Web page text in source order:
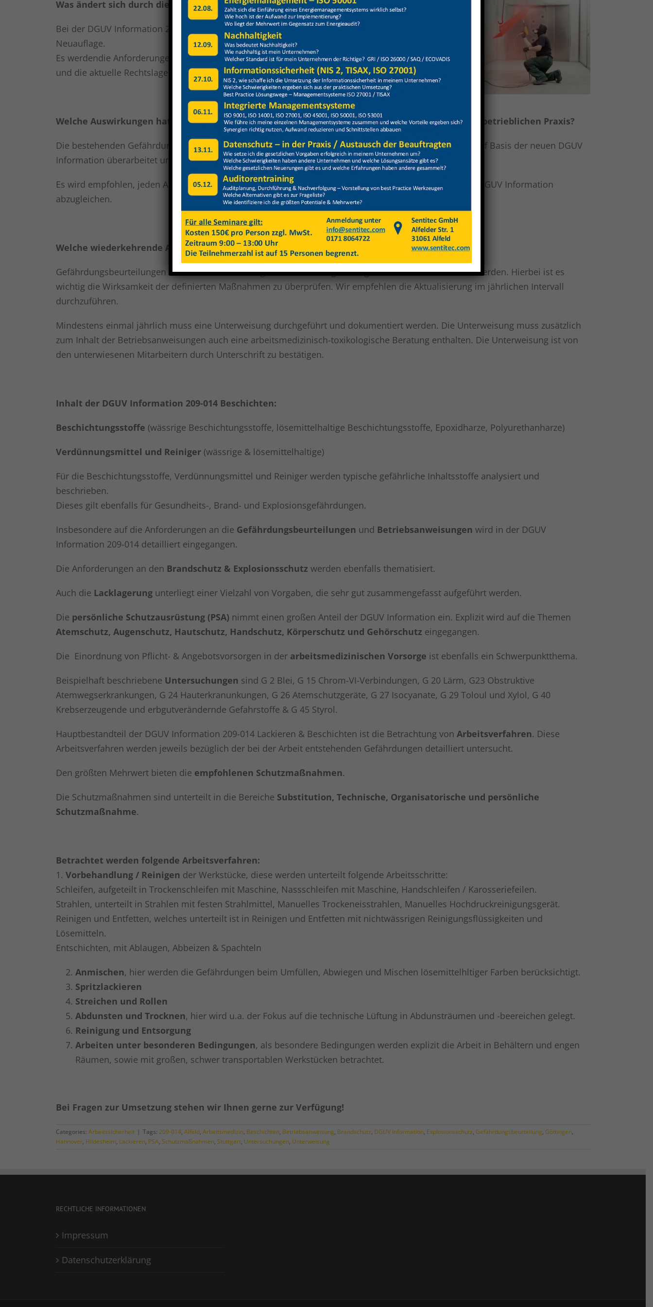
Was ändert sich durch die DGUV Information Lackieren und Beschichten?
Bei der DGUV Information 209-014 Lackieren und Beschichten handelt es sich um eine
Neuauflage.
Es werdendie Anforderungen und Schutzmaßnahmen an den aktuellen Stand der Technik
und die aktuelle Rechtslage angepasst.
Welche Auswirkungen hat die neue DGUV Information 209-014 Lackieren und Beschichten in der betrieblichen Praxis?
Die bestehenden Gefährdungsbeurteilungen, Betriebsanweisungen und Unterweisungsinhalte sollten auf Basis der neuen DGUV
Information überarbeitet und angepasst werden.
Es wird empfohlen, jeden Arbeitsschritt mit den Gefährdungen und empfohlenen Maßnahmen aus der DGUV Information
abzugleichen.
Welche wiederkehrende Aufgaben gibt es?
Gefährdungsbeurteilungen und Betriebsanweisungen müssen in regelmäßigen Abständen aktualisiert werden. Hierbei ist es
wichtig die Wirksamkeit der definierten Maßnahmen zu überprüfen. Wir empfehlen die Aktualisierung im jährlichen Intervall
durchzuführen.
Mindestens einmal jährlich muss eine Unterweisung durchgeführt und dokumentiert werden. Die Unterweisung muss zusätzlich
zum Inhalt der Betriebsanweisungen auch eine arbeitsmedizinisch-toxikologische Beratung enthalten. Die Unterweisung ist von
den unterwiesenen Mitarbeitern durch Unterschrift zu bestätigen.
Inhalt der DGUV Information 209-014 Beschichten:
Beschichtungsstoffe (wässrige Beschichtungsstoffe, lösemittelhaltige Beschichtungsstoffe, Epoxidharze, Polyurethanharze)
Verdünnungsmittel und Reiniger(wässrige & lösemittelhaltige)
Für die Beschichtungsstoffe, Verdünnungsmittel und Reiniger werden typische gefährliche Inhaltsstoffe analysiert und
beschrieben.
Dieses gilt ebenfalls für Gesundheits-, Brand- und Explosionsgefährdungen.
Insbesondere auf die Anforderungen an die Gefährdungsbeurteilungen und Betriebsanweisungen wird in der DGUV
Information 209-014 detailliert eingegangen.
Die Anforderungen an den Brandschutz & Explosionsschutz werden ebenfalls thematisiert.
Auch die Lacklagerungunterliegt einer Vielzahl von Vorgaben, die sehr gut zusammengefasst aufgeführt werden.
Die persönliche Schutzausrüstung (PSA) nimmt einen großen Anteil der DGUV Information ein. Explizit wird auf die Themen
Atemschutz, Augenschutz, Hautschutz, Handschutz, Körperschutz und Gehörschutz eingegangen.
Die Einordnung von Pflicht- & Angebotsvorsorgen in der arbeitsmedizinischen Vorsorge ist ebenfalls ein Schwerpunktthema.
Beispielhaft beschriebene Untersuchungen sind G 2 Blei, G 15 Chrom-VI-Verbindungen, G 20 Lärm, G23 Obstruktive
Atemwegserkrankungen, G 24 Hauterkranunkungen, G 26 Atemschutzgeräte, G 27 Isocyanate, G 29 Toloul und Xylol, G 40
Krebserzeugende und erbgutverändernde Gefahrstoffe & G 45 Styrol.
Hauptbestandteil der DGUV Information 209-014 Lackieren & Beschichten ist die Betrachtung von Arbeitsverfahren. Diese
Arbeitsverfahren werden jeweils bezüglich der bei der Arbeit entstehenden Gefährdungen detailliert untersucht.
Den größten Mehrwert bieten die empfohlenen Schutzmaßnahmen.
Die Schutzmaßnahmen sind unterteilt in die Bereiche Substitution, Technische, Organisatorische und persönliche
Schutzmaßnahme.
Betrachtet werden folgende Arbeitsverfahren:
1. Vorbehandlung / Reinigen der Werkstücke, diese werden unterteilt folgende Arbeitsschritte:
Schleifen, aufgeteilt in Trockenschleifen mit Maschine, Nassschleifen mit Maschine, Handschleifen / Karosseriefeilen.
Strahlen, unterteilt in Strahlen mit festen Strahlmittel, Manuelles Trockeneisstrahlen, Manuelles Hochdruckreinigungsgerät.
Reinigen und Entfetten, welches unterteilt ist in Reinigen und Entfetten mit nichtwässrigen Reinigungsflüssigkeiten und
Lösemitteln.
Entschichten, mit Ablaugen, Abbeizen & Spachteln
Anmischen, hier werden die Gefährdungen beim Umfüllen, Abwiegen und Mischen lösemittelhltiger Farben berücksichtigt.
Spritzlackieren
Streichen und Rollen
Abdunsten und Trocknen, hier wird u.a. der Fokus auf die technische Lüftung in Abdunsträumen und -beereichen gelegt.
Reinigung und Entsorgung
Arbeiten unter besonderen Bedingungen, als besondere Bedingungen werden explizit die Arbeit in Behältern und engen
Räumen, sowie mit großen, schwer transportablen Werkstücken betrachtet.
Bei Fragen zur Umsetzung stehen wir Ihnen gerne zur Verfügung!
Categories: Arbeitssicherheit | Tags: 209-014, Alfeld, Arbeitsmedizin, Beschichten, Betriebsanweisung, Brandschutz, DGUV Information, Explosionsschutz, Gefährdungsbeurteilung, Göttingen,
Hannover, Hildesheim, Lackieren, PSA, Schutzmaßnahmen, Stuttgart, Untersuchungen, Unterweisung
RECHTLICHE INFORMATIONEN
Impressum
Datenschutzerklärung